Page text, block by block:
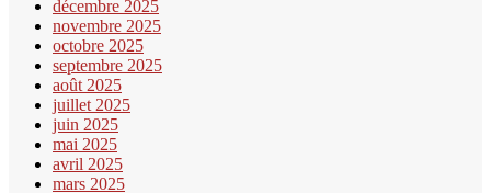
décembre 2025
novembre 2025
octobre 2025
septembre 2025
août 2025
juillet 2025
juin 2025
mai 2025
avril 2025
mars 2025